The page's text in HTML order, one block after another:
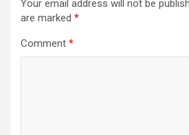
Your email address will not be
are marked *
Comment *